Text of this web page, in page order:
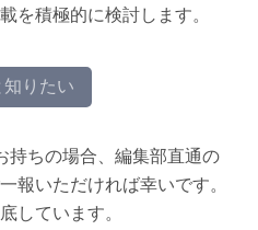
を積極的に検討します。
知りたい
持ちの場合、編集部直通の
報いただければ幸いです。
しています。